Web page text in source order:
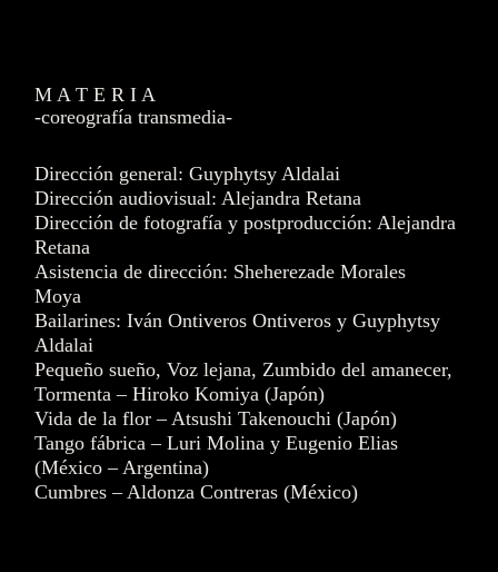
M A T E R I A
-coreografía transmedia-
Dirección general: Guyphytsy Aldalai
Dirección audiovisual: Alejandra Retana
Dirección de fotografía y postproducción: Alejandra
Retana
Asistencia de dirección: Sheherezade Morales
Moya
Bailarines: Iván Ontiveros Ontiveros y Guyphytsy
Aldalai
Pequeño sueño, Voz lejana, Zumbido del amanecer,
Tormenta – Hiroko Komiya (Japón)
Vida de la flor – Atsushi Takenouchi (Japón)
Tango fábrica – Luri Molina y Eugenio Elias
(México – Argentina)
Cumbres – Aldonza Contreras (México)